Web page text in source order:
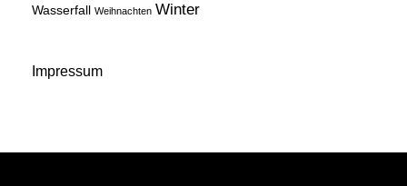
Wasserfall Weihnachten Winter
Impressum